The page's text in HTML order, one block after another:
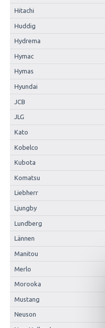
Hitachi
Huddig
Hydrema
Hymac
Hymas
Hyundai
JCB
JLG
Kato
Kobelco
Kubota
Komatsu
Liebherr
Ljungby
Lundberg
Lännen
Manitou
Merlo
Morooka
Mustang
Neuson